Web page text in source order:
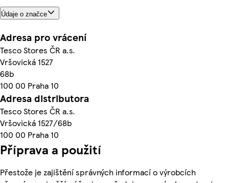
Údaje o značce
Adresa pro vrácení
Tesco Stores ČR a.s.
Vršovická 1527
68b
100 00 Praha 10
Adresa distributora
Tesco Stores ČR a.s.
Vršovická 1527/68b
100 00 Praha 10
Příprava a použití
Přestože je zajištění správných informací o výrobcích